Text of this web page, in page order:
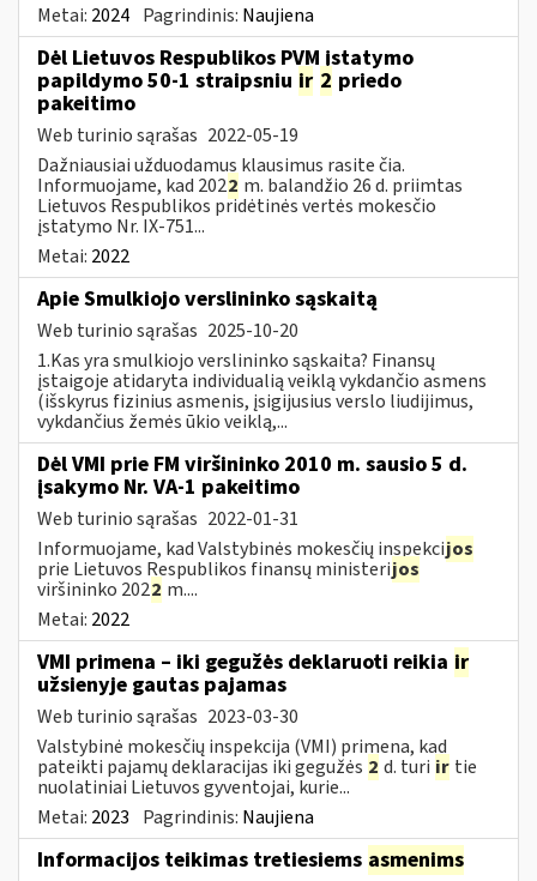
Metai: 2024 Pagrindinis: Naujiena
Dėl Lietuvos Respublikos PVM įstatymo
papildymo 50-1 straipsniu ir 2 priedo
pakeitimo
Web turinio sąrašas 2022-05-19
Dažniausiai užduodamus klausimus rasite čia.
Informuojame, kad 2022 m. balandžio 26 d. priimtas
Lietuvos Respublikos pridėtinės vertės mokesčio
įstatymo Nr. IX-751...
Metai: 2022
Apie Smulkiojo verslininko sąskaitą
Web turinio sąrašas 2025-10-20
1.Kas yra smulkiojo verslininko sąskaita? Finansų
įstaigoje atidaryta individualią veiklą vykdančio asmens
(išskyrus fizinius asmenis, įsigijusius verslo liudijimus,
vykdančius žemės ūkio veiklą,...
Dėl VMI prie FM viršininko 2010 m. sausio 5 d.
įsakymo Nr. VA-1 pakeitimo
Web turinio sąrašas 2022-01-31
Informuojame, kad Valstybinės mokesčių inspekcijos
prie Lietuvos Respublikos finansų ministerijos
viršininko 2022 m....
Metai: 2022
VMI primena – iki gegužės deklaruoti reikia ir
užsienyje gautas pajamas
Web turinio sąrašas 2023-03-30
Valstybinė mokesčių inspekcija (VMI) primena, kad
pateikti pajamų deklaracijas iki gegužės 2 d. turi ir tie
nuolatiniai Lietuvos gyventojai, kurie...
Metai: 2023 Pagrindinis: Naujiena
Informacijos teikimas tretiesiems asmenims